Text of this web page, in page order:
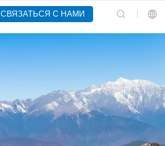
СВЯЗАТЬСЯ С НАМИ
Русский
Português(Portugal)